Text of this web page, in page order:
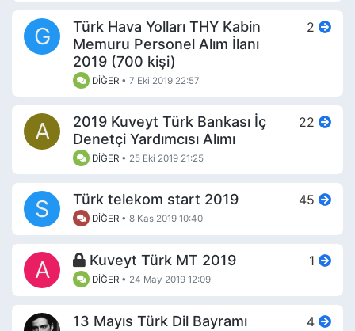
G
Türk Hava Yolları THY Kabin
Memuru Personel Alım İlanı
2019 (700 kişi)
DİĞER •7 Eki 2019 22:57
2
A
2019 Kuveyt Türk Bankası İç
Denetçi Yardımcısı Alımı
DİĞER • 25 Eki 2019 21:25
22
S Türk telekom start 2019
DİĞER •8 Kas 2019 10:40
45
A Kuveyt Türk MT 2019
DİĞER • 24 May 2019 12:09
1
13 Mayıs Türk Dil Bayramı 4